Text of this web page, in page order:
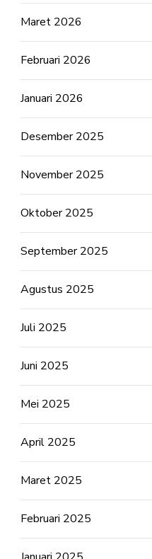
Maret 2026
Februari 2026
Januari 2026
Desember 2025
November 2025
Oktober 2025
September 2025
Agustus 2025
Juli 2025
Juni 2025
Mei 2025
April 2025
Maret 2025
Februari 2025